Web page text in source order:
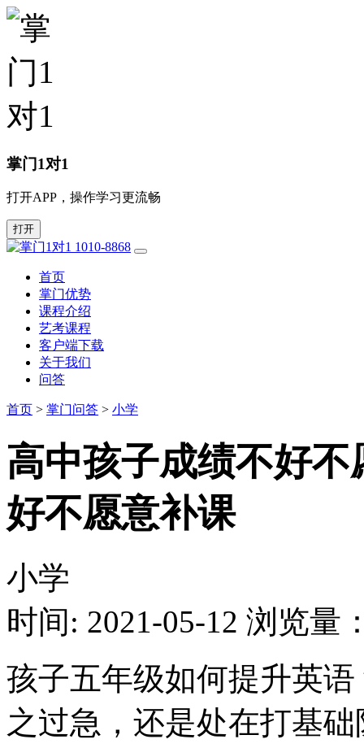
掌门1对1
打开APP，操作学习更流畅
打开
1010-8868
首页
掌门优势
课程介绍
艺考课程
客户端下载
关于我们
问答
首页 > 掌门问答 > 小学
高中孩子成绩不好
好不愿意补课
小学
时间: 2021-05-12 浏览量
孩子五年级如何提升英
之过急，还是处在打基